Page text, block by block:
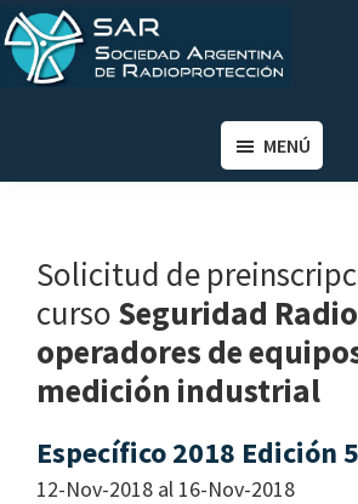
Saltar
al
contenido
Saltar
al
de
MENÚ
Solicitud de
curso Seguridad
operadores de
medición industrial
Específico 2018 Edición 5
12-Nov-2018 al 16-Nov-2018